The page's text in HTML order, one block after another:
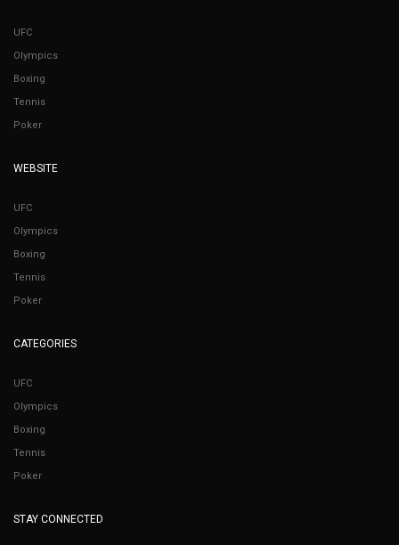
UFC
Olympics
Boxing
Tennis
Poker
WEBSITE
UFC
Olympics
Boxing
Tennis
Poker
CATEGORIES
UFC
Olympics
Boxing
Tennis
Poker
STAY CONNECTED